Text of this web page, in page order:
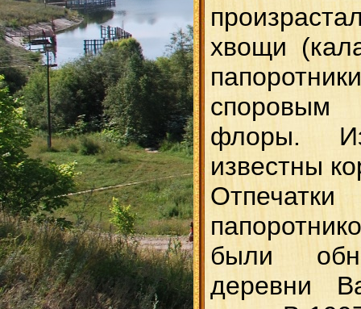
хвощи
споровым
флоры.
известны
были
деревни